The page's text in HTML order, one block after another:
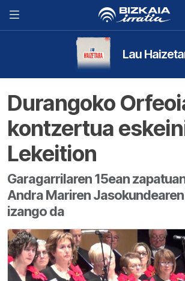
Lau
Durangoko
kontzertua
Lekeition
Garagarrilaren 15ean
Andra Mariren
izango da